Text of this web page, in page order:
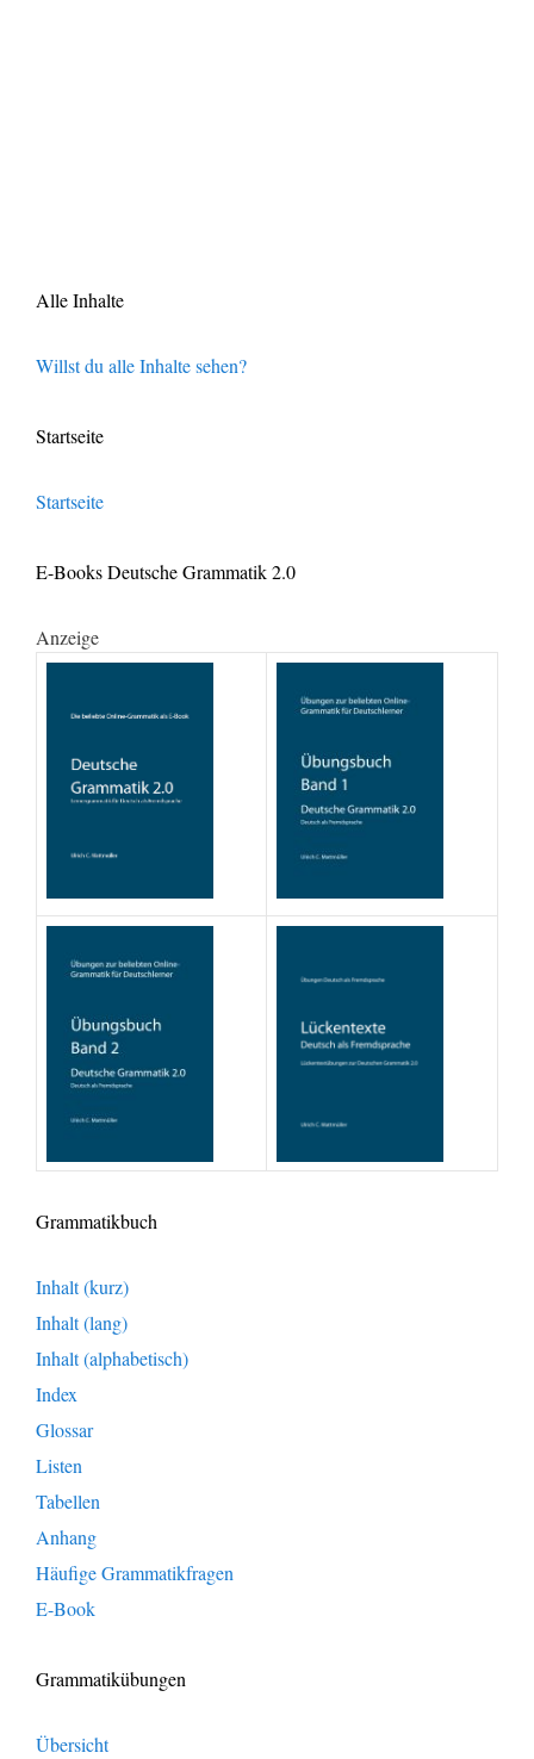
Alle Inhalte
Willst du alle Inhalte sehen?
Startseite
Startseite
E-Books Deutsche Grammatik 2.0
Anzeige
Grammatikbuch
Inhalt (kurz)
Inhalt (lang)
Inhalt (alphabetisch)
Index
Glossar
Listen
Tabellen
Anhang
Häufige Grammatikfragen
E-Book
Grammatikübungen
Übersicht